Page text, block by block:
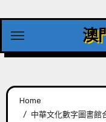
content
澳
Home
中華文化數字圖書館